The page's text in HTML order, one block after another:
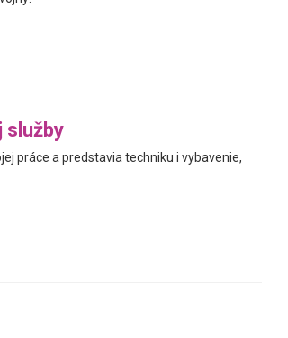
služby
práce a predstavia techniku i vybavenie,